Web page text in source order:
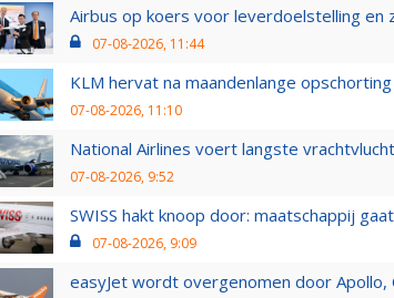
Airbus op koers voor leverdoelstelling
07-08-2026, 11:44
KLM hervat na maandenlange
07-08-2026, 11:10
National Airlines voert langste
07-08-2026, 9:52
SWISS hakt knoop door: maatschappij
07-08-2026, 9:09
easyJet wordt overgenomen door Apollo,